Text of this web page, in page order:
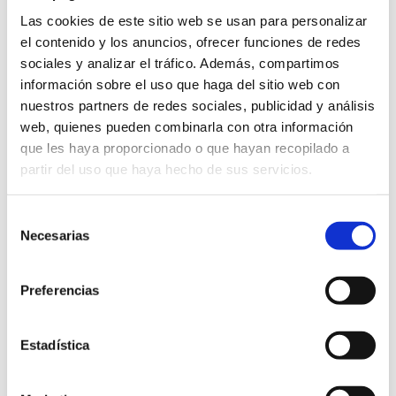
Las cookies de este sitio web se usan para personalizar
el contenido y los anuncios, ofrecer funciones de redes
sociales y analizar el tráfico. Además, compartimos
información sobre el uso que haga del sitio web con
nuestros partners de redes sociales, publicidad y análisis
web, quienes pueden combinarla con otra información
que les haya proporcionado o que hayan recopilado a
partir del uso que haya hecho de sus servicios.
Necesarias
Preferencias
Estadística
clientes queden satisfechos con nuestro trabajo de investigación.Si
está buscando una agencia de detectives en Madrid para resolver
conflictos generados en el ámbito familiar, contáctenos.